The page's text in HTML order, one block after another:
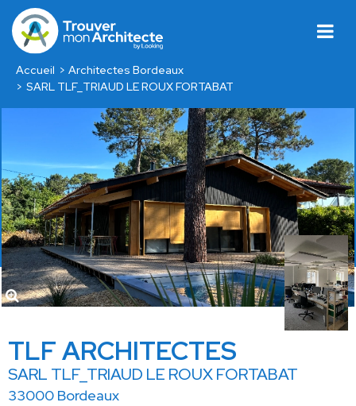
Accueil
Architectes Bordeaux
SARL TLF_TRIAUD LE ROUX FORTABAT
TLF ARCHITECTES
SARL TLF_TRIAUD LE ROUX FORTABAT
33000 Bordeaux